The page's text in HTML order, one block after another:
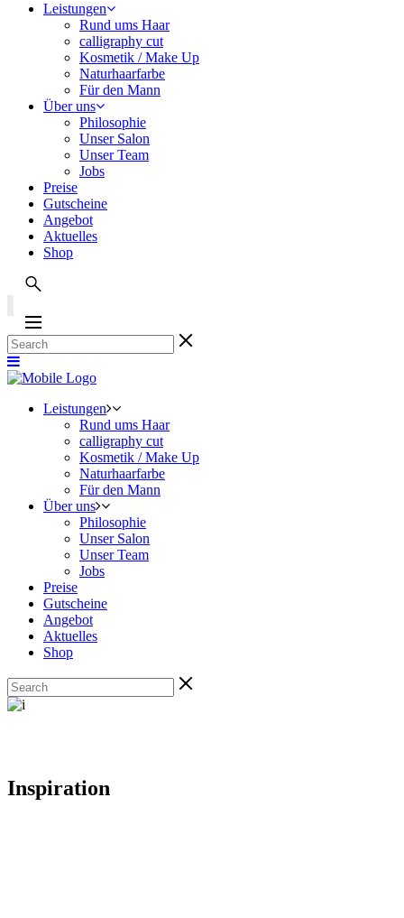
Leistungen
Rund ums Haar
calligraphy cut
Kosmetik / Make Up
Naturhaarfarbe
Für den Mann
Über uns
Philosophie
Unser Salon
Unser Team
Jobs
Preise
Gutscheine
Angebot
Aktuelles
Shop
Leistungen
Rund ums Haar
calligraphy cut
Kosmetik / Make Up
Naturhaarfarbe
Für den Mann
Über uns
Philosophie
Unser Salon
Unser Team
Jobs
Preise
Gutscheine
Angebot
Aktuelles
Shop
Inspiration